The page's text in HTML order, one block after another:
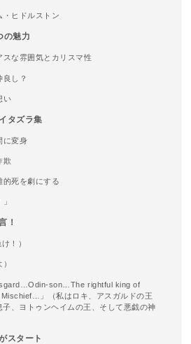
・ヒドルストン
の魅力
スな雰囲気とカリスマ性
良し？
い
タズラ集
に変身
欺
死を劇にする
！
！）
son…The rightful king of
」（私はロキ、アスガルドの王
子、ヨトゥンヘイムの王、そして悪戯の神
スタート